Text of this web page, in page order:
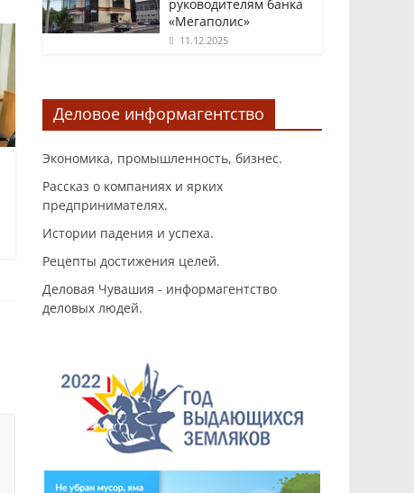
руководителям банка
«Мегаполис»
11.12.2025
Деловое информагентство
Экономика, промышленность, бизнес.
Рассказ о компаниях и ярких
предпринимателях.
Истории падения и успеха.
Рецепты достижения целей.
Деловая Чувашия - информагентство
деловых людей.